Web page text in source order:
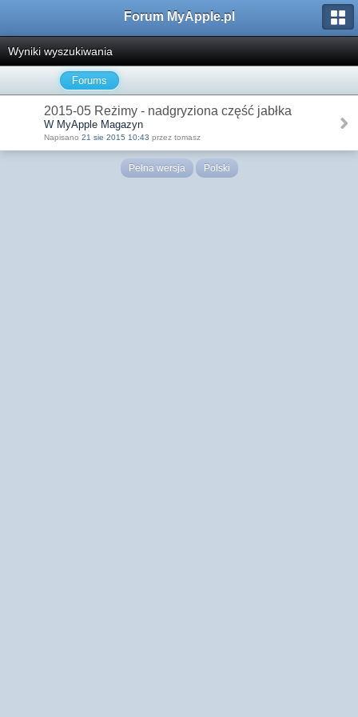
Forum MyApple.pl
Wyniki wyszukiwania
Forums
2015-05 Reżimy - nadgryziona część jabłka
W MyApple Magazyn
Napisano 21 sie 2015 10:43 przez tomasz
Pełna wersja Polski